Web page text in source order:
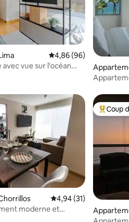
base de 4 commentaires : 5 sur 5
Évaluation moyenne
4,86 (96)
vue sur l'océan
de 46 commentaires : 4,96 sur 5
Évaluation moyenne
4,94 (31)
moderne et
Coups
Coup
aflores